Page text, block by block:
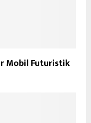
Mobil Futuristik